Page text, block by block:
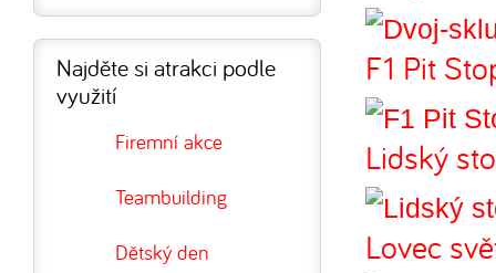
F1 Pit
Lidský
Lovec
Najděte si atrakci podle
využití
Firemní akce
Teambuilding
Dětský den